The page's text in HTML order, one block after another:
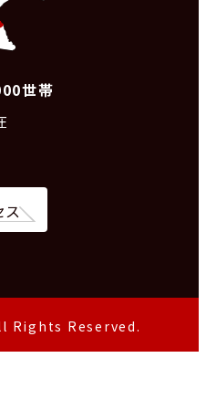
世帯
ス
Rights Reserved.